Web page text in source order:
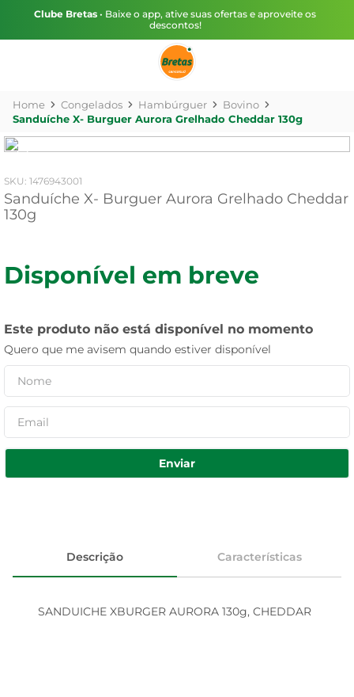
Clube Bretas • Baixe o app, ative suas ofertas e aproveite os
descontos!
Congelados Hambúrguer
Bovino
Sanduíche X- Burguer Aurora Grelhado Cheddar 130g
: 1476943001
Sanduíche X- Burguer Aurora Grelhado Cheddar
130g
Disponível em breve
Este produto não está disponível no momento
Quero que me avisem quando estiver disponível
Enviar
Descrição Características
SANDUICHE XBURGER AURORA 130g, CHEDDAR